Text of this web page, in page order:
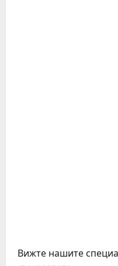
Вижте нашите